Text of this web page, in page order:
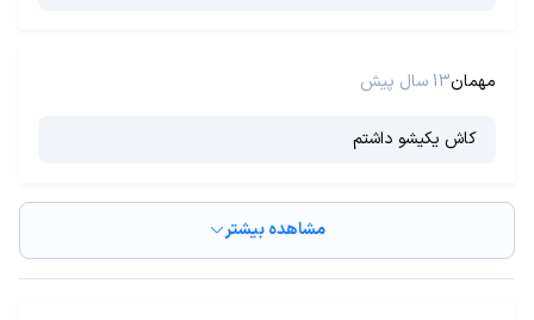
مهمان13 سال پیش
کاش یکیشو داشتم
مشاهده بیشتر